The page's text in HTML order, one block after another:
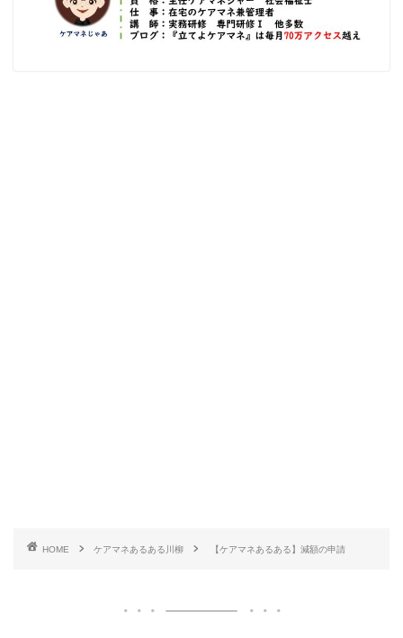
HOME ケアマネあるある川柳 【ケアマネあるある】減額の申請